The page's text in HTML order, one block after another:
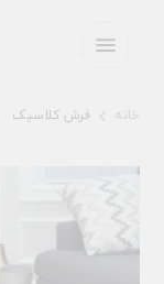
خانه فرش کلاسیک